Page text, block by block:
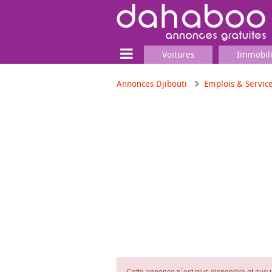
Voitures
Annonces Djibouti Emplois &